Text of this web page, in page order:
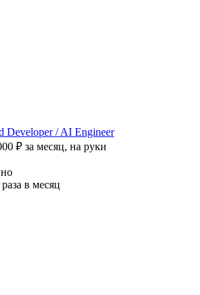
Developer / AI Engineer
₽ за месяц, на руки
в месяц